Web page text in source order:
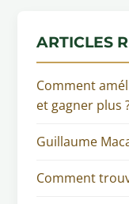
ARTICLES
Comment
et gagner plus
Guillaume
Comment